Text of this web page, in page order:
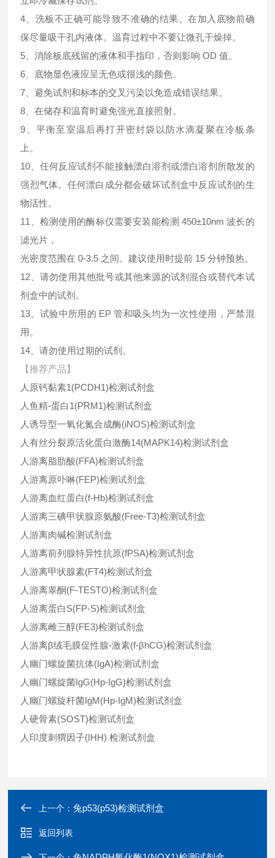
4、洗板不正确可能导致不准确的结果。在加入底物前确
保尽量吸干孔内液体。温育过程中不要让微孔干燥掉。
5、消除板底残留的液体和手指印，否则影响 OD 值。
6、底物显色液应呈无色或很浅的颜色。
7、避免试剂和标本的交叉污染以免造成错误结果。
8、在储存和温育时避免强光直接照射。
9、平衡至室温后再打开密封袋以防水滴凝聚在冷板条
上。
10、任何反应试剂不能接触漂白溶剂或漂白溶剂所散发的
强烈气体。任何漂白成分都会破坏试剂盒中反应试剂的生
物活性。
11、检测使用的酶标仪需要安装能检测 450±10nm 波长的
滤光片，
光密度范围在 0-3.5 之间。建议使用时提前 15 分钟预热。
12、请勿使用其他批号或其他来源的试剂混合或替代本试
剂盒中的试剂。
13、试验中所用的 EP 管和吸头均为一次性使用，严禁混
用。
14、请勿使用过期的试剂。
【推荐产品】
人原钙黏素1(PCDH1)检测试剂盒
人鱼精-蛋白1(PRM1)检测试剂盒
人诱导型一氧化氮合成酶(iNOS)检测试剂盒
人有丝分裂原活化蛋白激酶14(MAPK14)检测试剂盒
人游离脂肪酸(FFA)检测试剂盒
人游离原卟啉(FEP)检测试剂盒
人游离血红蛋白(f-Hb)检测试剂盒
人游离三碘甲状腺原氨酸(Free-T3)检测试剂盒
人游离肉碱检测试剂盒
人游离前列腺特异性抗原(fPSA)检测试剂盒
人游离甲状腺素(FT4)检测试剂盒
人游离睾酮(F-TESTO)检测试剂盒
人游离蛋白S(FP-S)检测试剂盒
人游离雌三醇(FE3)检测试剂盒
人游离β绒毛膜促性腺-激素(f-βhCG)检测试剂盒
人幽门螺旋菌抗体(IgA)检测试剂盒
人幽门螺旋菌IgG(Hp-IgG)检测试剂盒
人幽门螺旋杆菌IgM(Hp-IgM)检测试剂盒
人硬骨素(SOST)检测试剂盒
人印度刺猬因子(IHH) 检测试剂盒
上一个：兔p53(p53)检测试剂盒
返回列表